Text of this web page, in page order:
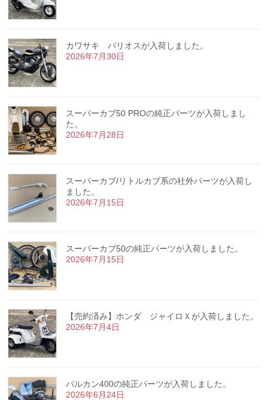
カワサキ バリオスが入荷しました。
2026年7月30日
スーパーカブ50 PROの純正パーツが入荷しまし
た。
2026年7月28日
スーパーカブ/リトルカブ系の社外パーツが入荷し
ました。
2026年7月15日
スーパーカブ50の純正パーツが入荷しました。
2026年7月15日
【売約済み】ホンダ ジャイロＸが入荷しました。
2026年7月4日
バルカン400の純正パーツが入荷しました。
2026年6月24日